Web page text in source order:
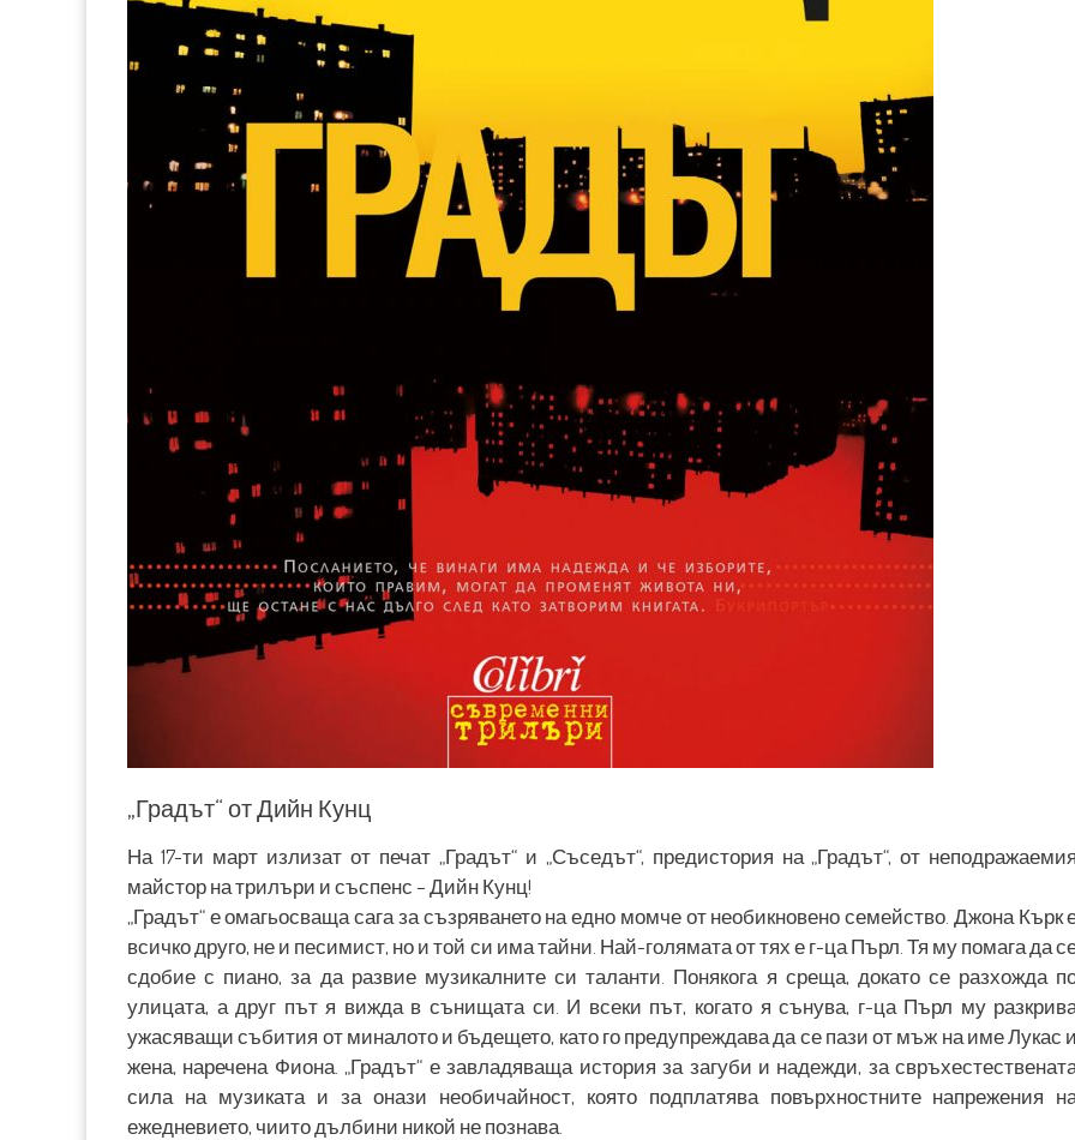
„Градът“ от Дийн Кунц
На 17-ти март излизат от печат „Градът“ и „Съседът“, предистория на „Градът“, от неподражаемия
майстор на трилъри и съспенс – Дийн Кунц!
„Градът“ е омагьосваща сага за съзряването на едно момче от необикновено семейство. Джона Кърк
всичко друго, не и песимист, но и той си има тайни. Най-голямата от тях е г-ца Пърл. Тя му помага да
сдобие с пиано, за да развие музикалните си таланти. Понякога я среща, докато се разхожда
улицата, а друг път я вижда в сънищата си. И всеки път, когато я сънува, г-ца Пърл му
ужасяващи събития от миналото и бъдещето, като го предупреждава да се пази от мъж на име Лукас и
жена, наречена Фиона. „Градът“ е завладяваща история за загуби и надежди, за
сила на музиката и за онази необичайност, която подплатява повърхностните напрежения
ежедневието, чиито дълбини никой не познава.